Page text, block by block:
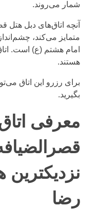
شمار می‌روند.
آنچه اتاق‌های دبل هتل
متمایز می‌کند،
امام هشتم (ع) است.
هستند.
برای رزرو این اتاق
بگیرید.
معرفی
نزدیکترین
رضا